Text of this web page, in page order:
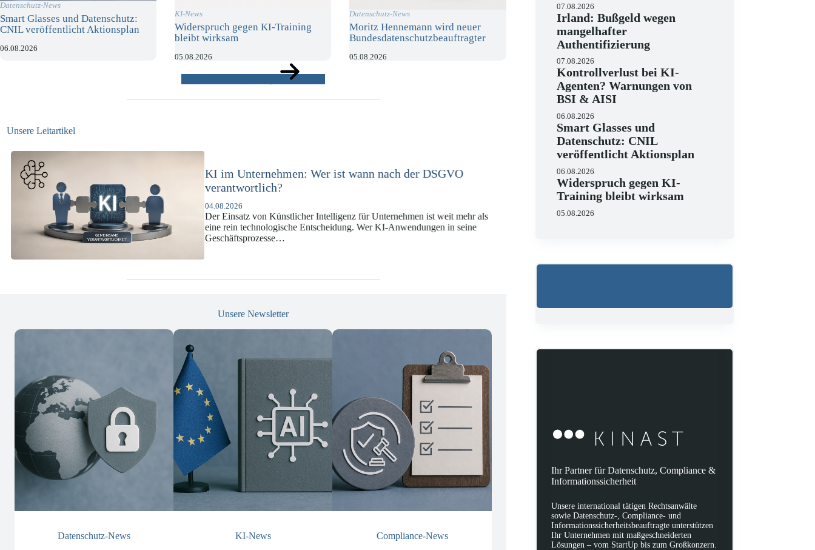
Datenschutz-News
Smart Glasses und Datenschutz:
CNIL veröffentlicht Aktionsplan
06.08.2026
KI-News
Widerspruch gegen KI-Training
bleibt wirksam
05.08.2026
Datenschutz-News
Moritz Hennemann wird neuer
Bundesdatenschutzbeauftragter
05.08.2026
Unsere Leitartikel
KI-Compliance in der Versicherungswirtschaft mit DORA,
DSGVO und KI-VO
07.07.2026
Die europäische Digitalregulierung hat in den vergangenen Jahren eine
enorme Komplexität erreicht, die insbesondere Unternehmen der Finanz-
und Versicherungswirtschaft vor…
Unsere Newsletter
Datenschutz-News
KI-News
Compliance-News
07.08.2026
Irland: Bußgeld wegen
mangelhafter
Authentifizierung
07.08.2026
Kontrollverlust bei KI-
Agenten? Warnungen von
BSI & AISI
06.08.2026
Smart Glasses und
Datenschutz: CNIL
veröffentlicht Aktionsplan
06.08.2026
Widerspruch gegen KI-
Training bleibt wirksam
05.08.2026
Ihr Partner für Datenschutz, Compliance &
Informationssicherheit
Unsere international tätigen Rechtsanwälte
sowie Datenschutz-, Compliance- und
Informationssicherheitsbeauftragte unterstützen
Ihr Unternehmen mit maßgeschneiderten
Lösungen – vom StartUp bis zum Großkonzern.